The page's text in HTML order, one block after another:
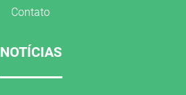
Contato
NOTÍCIAS